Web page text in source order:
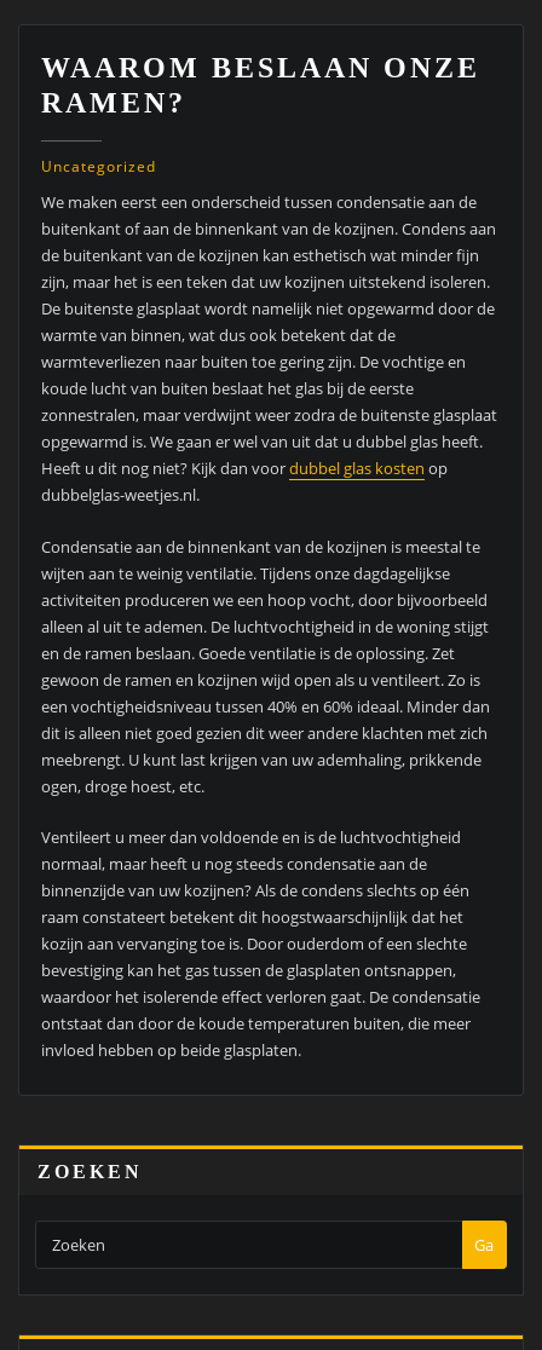
WAAROM BESLAAN ONZE
RAMEN?
Uncategorized
We maken eerst een onderscheid tussen condensatie aan de
buitenkant of aan de binnenkant van de kozijnen. Condens aan
de buitenkant van de kozijnen kan esthetisch wat minder fijn
zijn, maar het is een teken dat uw kozijnen uitstekend isoleren.
De buitenste glasplaat wordt namelijk niet opgewarmd door de
warmte van binnen, wat dus ook betekent dat de
warmteverliezen naar buiten toe gering zijn. De vochtige en
koude lucht van buiten beslaat het glas bij de eerste
zonnestralen, maar verdwijnt weer zodra de buitenste glasplaat
opgewarmd is. We gaan er wel van uit dat u dubbel glas heeft.
Heeft u dit nog niet? Kijk dan voordubbel glas kosten op
dubbelglas-weetjes.nl.
Condensatie aan de binnenkant van de kozijnen is meestal te
wijten aan te weinig ventilatie. Tijdens onze dagdagelijkse
activiteiten produceren we een hoop vocht, door bijvoorbeeld
alleen al uit te ademen. De luchtvochtigheid in de woning stijgt
en de ramen beslaan. Goede ventilatie is de oplossing. Zet
gewoon de ramen en kozijnen wijd open als u ventileert. Zo is
een vochtigheidsniveau tussen 40% en 60% ideaal. Minder dan
dit is alleen niet goed gezien dit weer andere klachten met zich
meebrengt. U kunt last krijgen van uw ademhaling, prikkende
ogen, droge hoest, etc.
Ventileert u meer dan voldoende en is de luchtvochtigheid
normaal, maar heeft u nog steeds condensatie aan de
binnenzijde van uw kozijnen? Als de condens slechts op één
raam constateert betekent dit hoogstwaarschijnlijk dat het
kozijn aan vervanging toe is. Door ouderdom of een slechte
bevestiging kan het gas tussen de glasplaten ontsnappen,
waardoor het isolerende effect verloren gaat. De condensatie
ontstaat dan door de koude temperaturen buiten, die meer
invloed hebben op beide glasplaten.
ZOEKEN
Ga